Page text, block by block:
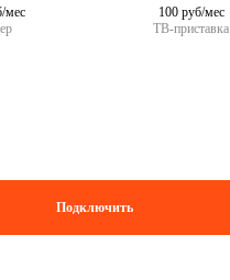
мес
ТВ-приставка
100 руб/мес
Подключить